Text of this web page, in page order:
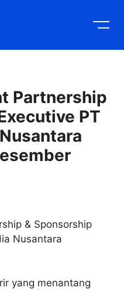
Partnership
PT
yang menantang